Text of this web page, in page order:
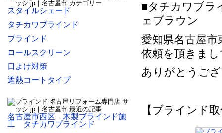
■タチカワブ
ェブラウン
愛知県名古屋
依頼を頂きま
ありがとうご
【ブラインド
スタイルシェード
タチカワブラインド
ブラインド
ロールスクリーン
日よけ対策
遮熱コートタイプ
名古屋市西区 木製ブラインド施
工 タチカワブラインド